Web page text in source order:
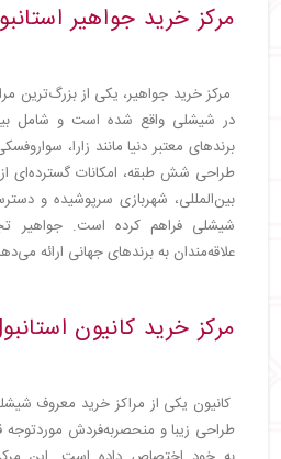
مرکز خرید جواهیر
مرکز خرید جواهیر، یکی از بزرگ‌ترین
برندهای معتبر دنیا مانند زارا،
طراحی شش طبقه، امکانات گسترده‌ای
بین‌المللی، شهربازی سرپوشیده و
شیشلی فراهم کرده است. جواهیر
علاقه‌مندان به برندهای جهانی ارائه
مرکز خرید کانیون
کانیون یکی از مراکز خرید معروف
طراحی زیبا و منحصربه‌فردش موردتوجه